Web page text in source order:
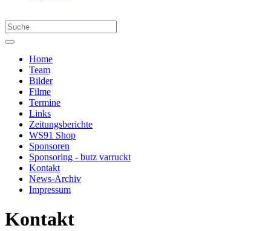
Home
Team
Bilder
Filme
Termine
Links
Zeitungsberichte
WS91 Shop
Sponsoren
Sponsoring - butz varruckt
Kontakt
News-Archiv
Impressum
Kontakt